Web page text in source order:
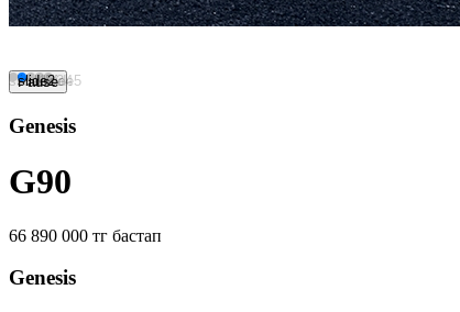
slide1
slide2
slide3
slide4
slide5
Pause
Genesis
G90
66 890 000 тг бастап
Genesis